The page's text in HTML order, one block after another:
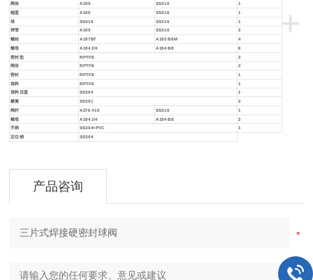
+
阀体 A105 SS316
1
端盖
A105 SS316
1
球
SS410 SS316
1
焊管
A105 SS316
2
螺栓
A197B7 A193 B8M 4
螺母 A194 2H A194 B8 8
密封垫 RPTFE
2
阀坐
RPTFE 2
密封 RPTFE
1
填料
RPTFE
1
填料压盖
SS304
1
蝶簧
SS301
2
阀杆
A276 410 SS316
1
螺母
A194 2H A194 B8
2
手柄
SS304+PVC
1
定位销
SS304
产品咨询